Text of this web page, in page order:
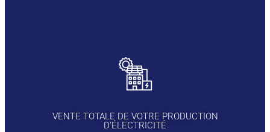
VENTE TOTALE DE VOTRE PRODUCTION
D’ÉLECTRICITÉ